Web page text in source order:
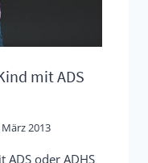
mit ADS
März 2013
oder ADHS